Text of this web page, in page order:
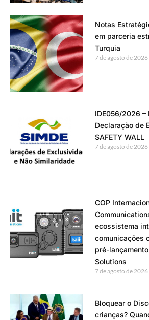
Notas
em parceria
Turquia
7 de agosto de 2026
IDE056/2026 –
Declaração de
SAFETY WALL
7 de agosto de 2026
COP
ecossistema
comunicações
pré-
Solutions
7 de agosto de 2026
Bloquear o
crianças?